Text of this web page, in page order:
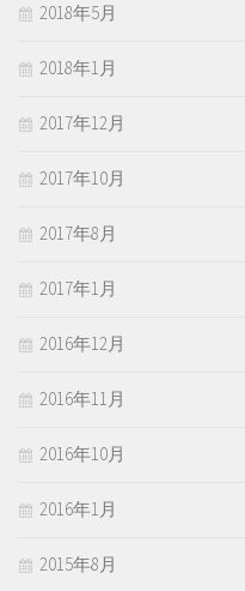
2018年5月
2018年1月
2017年12月
2017年10月
2017年8月
2017年1月
2016年12月
2016年11月
2016年10月
2016年1月
2015年8月